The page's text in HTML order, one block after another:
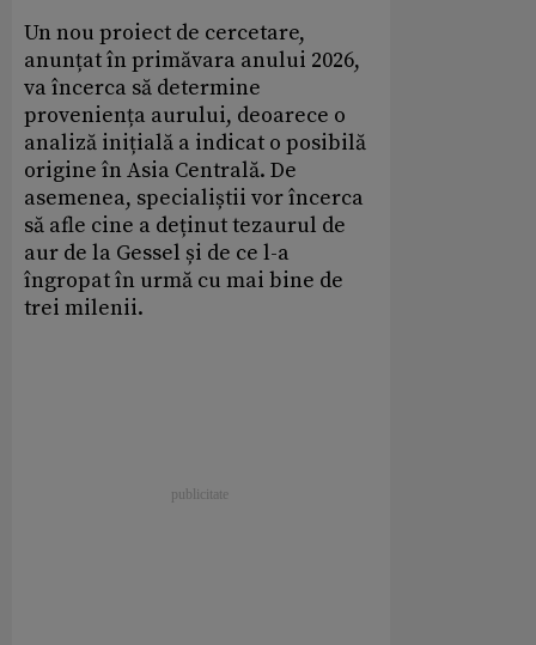
Un nou proiect de cercetare,
anunțat în primăvara anului 2026,
va încerca să determine
proveniența aurului, deoarece o
analiză inițială a indicat o posibilă
origine în Asia Centrală. De
asemenea, specialiștii vor încerca
să afle cine a deținut tezaurul de
aur de la Gessel și de ce l-a
îngropat în urmă cu mai bine de
trei milenii.